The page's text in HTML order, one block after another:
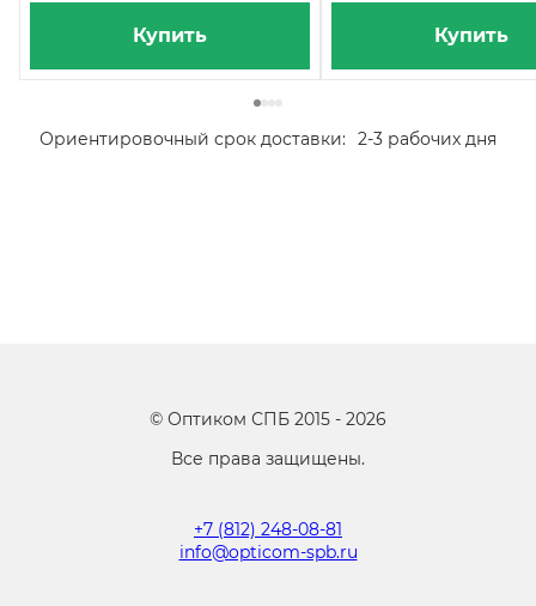
Купить Купить
Ориентировочный срок доставки: 2-3 рабочих дня
© Оптиком СПБ 2015 - 2026
Все права защищены.
+7 (812) 248-08-81
info@opticom-spb.ru